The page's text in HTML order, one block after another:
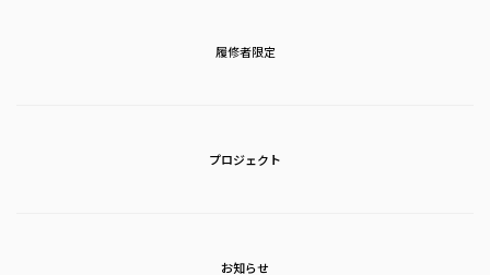
履修者限定
プロジェクト
お知らせ